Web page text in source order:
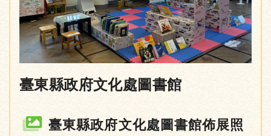
臺東縣政府文化處圖書館
臺東縣政府文化處圖書館佈展照